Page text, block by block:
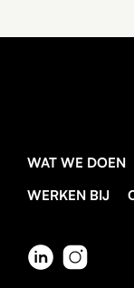
WAT WE DOEN
WERKEN BIJ